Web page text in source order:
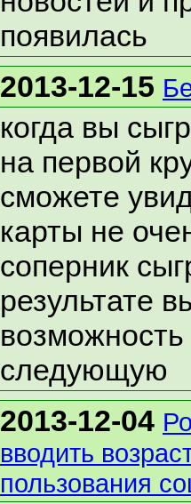
появилась
2013-12-15
когда вы
на первой
сможете
карты не
соперник
результате
возможность
следующую
2013-12-04
вводить
пользования